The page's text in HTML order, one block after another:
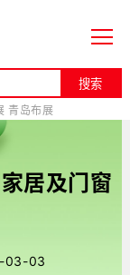
搜索
青岛布展
居及门窗
03-03